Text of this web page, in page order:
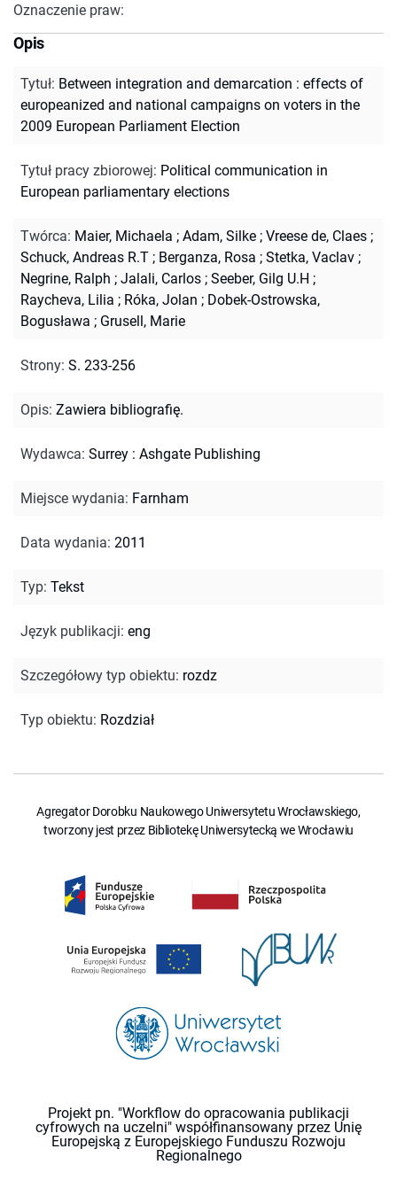
Oznaczenie praw:
Opis
Tytuł: Between integration and demarcation : effects of
europeanized and national campaigns on voters in the
2009 European Parliament Election
Tytuł pracy zbiorowej: Political communication in
European parliamentary elections
Twórca: Maier, Michaela ; Adam, Silke ; Vreese de, Claes ;
Schuck, Andreas R.T ; Berganza, Rosa ; Stetka, Vaclav ;
Negrine, Ralph ; Jalali, Carlos ; Seeber, Gilg U.H ;
Raycheva, Lilia ; Róka, Jolan ; Dobek-Ostrowska,
Bogusława ; Grusell, Marie
Strony: S. 233-256
Opis: Zawiera bibliografię.
Wydawca: Surrey : Ashgate Publishing
Miejsce wydania: Farnham
Data wydania: 2011
Typ: Tekst
Język publikacji: eng
Szczegółowy typ obiektu: rozdz
Typ obiektu: Rozdział
Agregator Dorobku Naukowego Uniwersytetu Wrocławskiego,
tworzony jest przez Bibliotekę Uniwersytecką we Wrocławiu
Projekt pn. "Workflow do opracowania publikacji
cyfrowych na uczelni" współfinansowany przez Unię
Europejską z Europejskiego Funduszu Rozwoju
Regionalnego